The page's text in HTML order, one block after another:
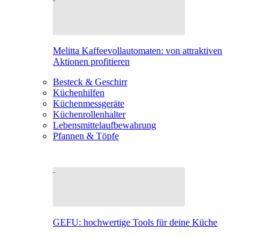
Melitta Kaffeevollautomaten: von attraktiven
Aktionen profitieren
Besteck & Geschirr
Küchenhilfen
Küchenmessgeräte
Küchenrollenhalter
Lebensmittelaufbewahrung
Pfannen & Töpfe
GEFU: hochwertige Tools für deine Küche